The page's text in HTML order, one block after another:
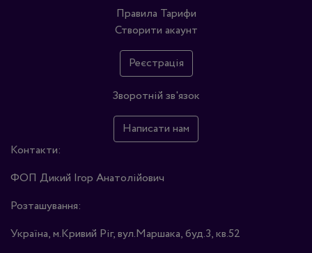
Правила Тарифи
Створити акаунт
Реєстрація
Зворотній зв'язок
Написати нам
Контакти:
ФОП Дикий Ігор Анатолійович
Розташування:
Україна, м.Кривий Ріг, вул.Маршака, буд.3, кв.52